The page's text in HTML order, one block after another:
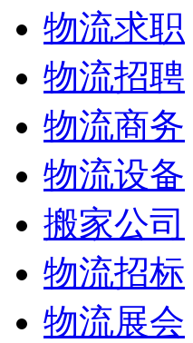
物流求职
物流招聘
物流商务
物流设备
搬家公司
物流招标
物流展会